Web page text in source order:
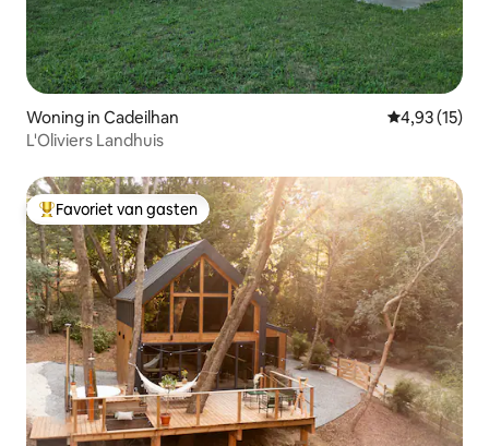
Woning in Cadeilhan Gemiddelde
4,93 (15)
L'Oliviers Landhuis
Topfavoriet van gasten
Favoriet van gasten